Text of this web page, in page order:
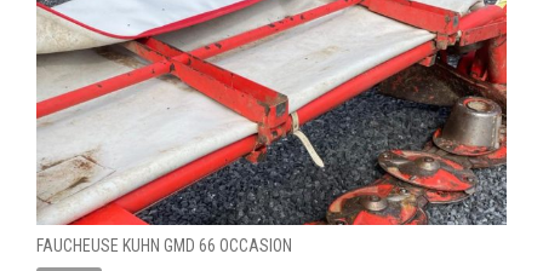
FAUCHEUSE KUHN GMD 66 OCCASION